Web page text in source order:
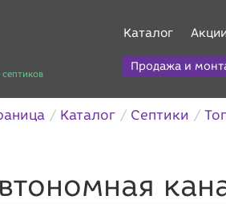
Каталог Акции
Продажа и
Каталог Септики